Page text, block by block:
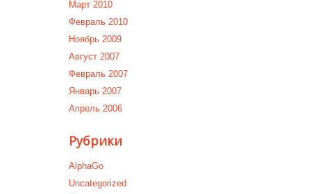
Март 2010
Февраль 2010
Ноябрь 2009
Август 2007
Февраль 2007
Январь 2007
Апрель 2006
Рубрики
AlphaGo
Uncategorized